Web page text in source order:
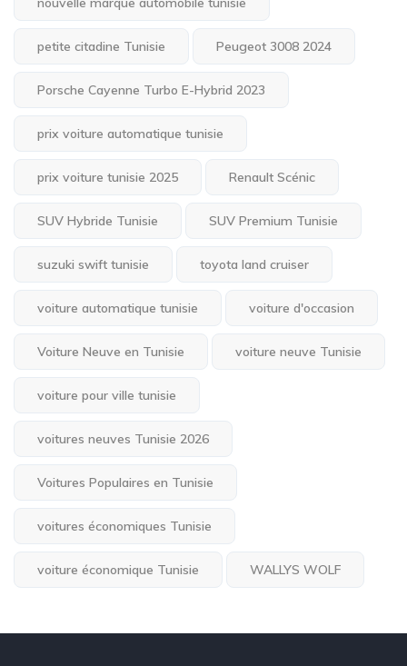
petite citadine Tunisie Peugeot 3008 2024
Porsche Cayenne Turbo E-Hybrid 2023
prix voiture automatique tunisie
prix voiture tunisie 2025 Renault Scénic
SUV Hybride Tunisie SUV Premium Tunisie
suzuki swift tunisie toyota land cruiser
voiture automatique tunisie voiture d'occasion
Voiture Neuve en Tunisie voiture neuve Tunisie
voiture pour ville tunisie
voitures neuves Tunisie 2026
Voitures Populaires en Tunisie
voitures économiques Tunisie
voiture économique Tunisie WALLYS WOLF